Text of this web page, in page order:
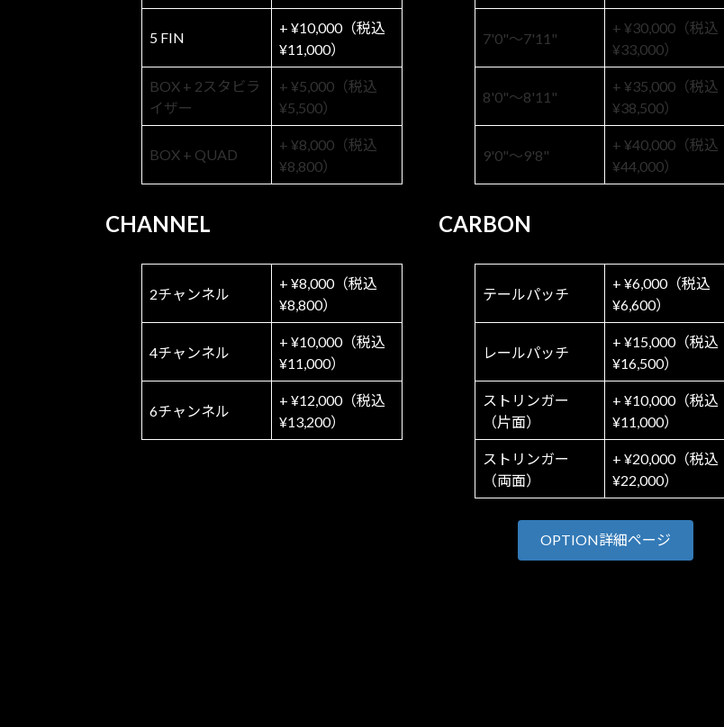
5 FIN
+ ¥10,000（税込
¥11,000）
BOX + 2スタビラ
イザー
+ ¥5,000（税込
¥5,500）
BOX + QUAD
+ ¥8,000（税込
¥8,800）
7'0"〜7'11"
+ ¥30,000（税込
¥33,000）
8'0"〜8'11"
+ ¥35,000（税込
¥38,500）
9'0"〜9'8"
+ ¥40,000（税込
¥44,000）
CHANNEL
2チャンネル
+ ¥8,000（税込
¥8,800）
4チャンネル
+ ¥10,000（税込
¥11,000）
6チャンネル
+ ¥12,000（税込
¥13,200）
CARBON
テールパッチ
+ ¥6,000（税込
¥6,600）
レールパッチ
+ ¥15,000（税込
¥16,500）
ストリンガー
（片面）
+ ¥10,000（税込
¥11,000）
ストリンガー
（両面）
+ ¥20,000（税込
¥22,000）
OPTION詳細ページ